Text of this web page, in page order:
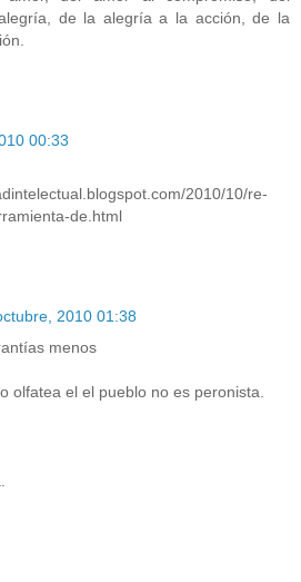
de la alegría a la acción, de la
00:33
2010/10/re-
de.html
2010 01:38
menos
olfatea el el pueblo no es peronista.